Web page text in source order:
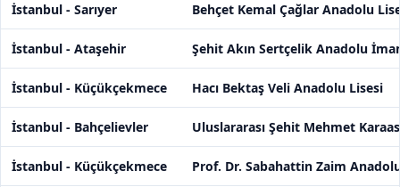
İstanbul - Sarıyer Behçet Kemal Çağlar Anadolu
İstanbul - Ataşehir Şehit Akın Sertçelik Anadolu
İstanbul - Küçükçekmece Hacı Bektaş Veli Anadolu Lisesi
İstanbul - Bahçelievler Uluslararası Şehit Mehmet
İstanbul - Küçükçekmece Prof. Dr. Sabahattin Zaim